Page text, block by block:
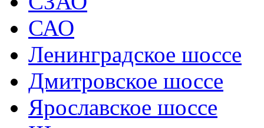
САО
Ленинградское шоссе
Дмитровское шоссе
Ярославское шоссе